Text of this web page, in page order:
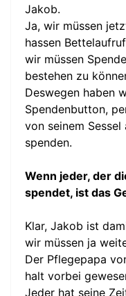
Jakob.
Ja, wir müssen
hassen
wir müssen
bestehen zu
Deswegen haben
Spendenbutton,
von seinem
spenden.
Wenn jeder, der
spendet, ist das
Klar, Jakob ist
wir müssen ja
Der Pflegepapa
halt vorbei
Jeder hat seine